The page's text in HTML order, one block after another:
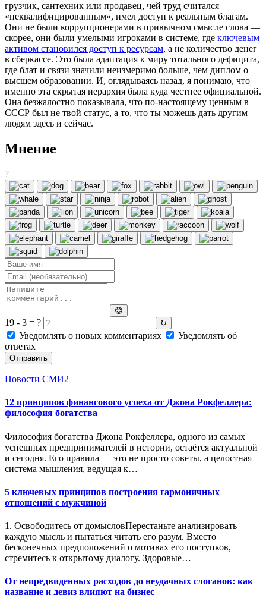
грузчик, сантехник или продавец, чей труд считался
«неквалифицированным», имел доступ к реальным благам.
Они не были коррупционерами в привычном смысле слова —
скорее, они были умелыми игроками в системе, где ключевым
активом становился доступ к ресурсам, а не количество денег
в сберкассе. Это была адаптация к миру тотального дефицита,
где блат и связи значили неизмеримо больше, чем диплом о
высшем образовании. И, оглядываясь назад, я понимаю, что
именно эта скрытая иерархия была куда честнее официальной.
Она безжалостно показывала, что по-настоящему ценным в
СССР был не твой статус, а то, что ты можешь дать другим
людям здесь и сейчас.
Мнение
?
😊
19 - 3 = ? ↻
Уведомлять о новых комментариях
Уведомлять об
ответах
Отправить
Новости СМИ2
12 принципов финансового успеха от Джона Рокфеллера:
философия богатства
Философия богатства Джона Рокфеллера, одного из самых
успешных предпринимателей в истории, остаётся актуальной
и сегодня. Его правила — это не просто советы, а целостная
система мышления, ведущая к…
5 ключевых принципов построения гармоничных
отношений с мужчиной
1. Освободитесь от домысловПерестаньте анализировать
каждую мысль и пытаться читать его разум. Вместо
бесконечных предположений о мотивах его поступков,
стремитесь к открытому диалогу. Здоровые…
От непредвиденных расходов до неудачных слоганов: как
название и девиз влияют на бизнес